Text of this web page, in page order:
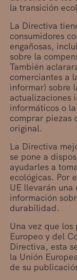
la transición
La Directiva
consumidores
engañosas,
sobre la
También
comerciantes a
informar) sobre
actualizaciones
informáticos o
comprar piezas
original.
La Directiva
se pone a
ayudarles a
ecológicas. Por
UE llevarán
información
durabilidad.
Una vez que
Europeo y del
Directiva, esta
la Unión
de su